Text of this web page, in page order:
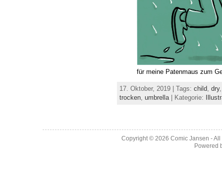
für meine Patenmaus zum
17. Oktober, 2019 | Tags: child dry
trocken umbrella | Kategorie:
Copyright © 2026 Comic Jansen -
Powered